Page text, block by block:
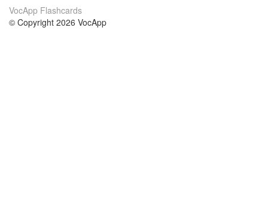
VocApp Flashcards
© Copyright 2026 VocApp